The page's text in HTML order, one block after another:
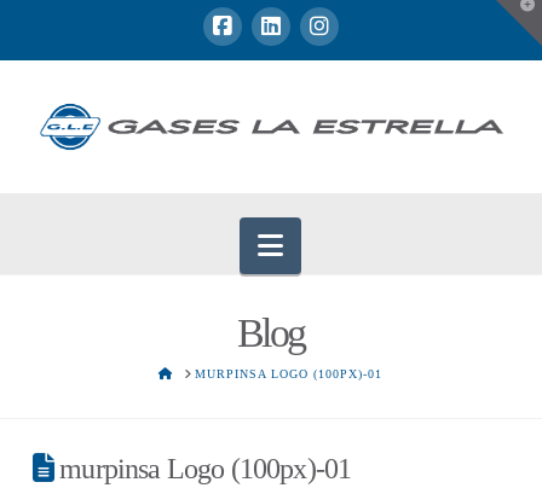
Navigation
Blog
HOMEMURPINSA LOGO (100PX)-01
murpinsa Logo (100px)-01